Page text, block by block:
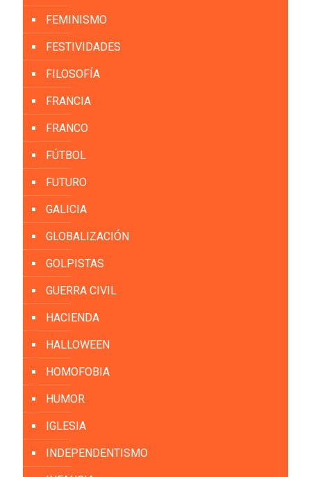
FEMINISMO
FESTIVIDADES
FILOSOFÍA
FRANCIA
FRANCO
FÚTBOL
FUTURO
GALICIA
GLOBALIZACIÓN
GOLPISTAS
GUERRA CIVIL
HACIENDA
HALLOWEEN
HOMOFOBIA
HUMOR
IGLESIA
INDEPENDENTISMO